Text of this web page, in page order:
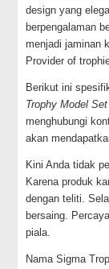
design yang
berpengalaman
menjadi jaminan
Provider of
Berikut ini
Trophy Model
menghubungi
akan
Kini Anda tidak
Karena produk
dengan teliti.
bersaing.
piala.
Nama Sigma